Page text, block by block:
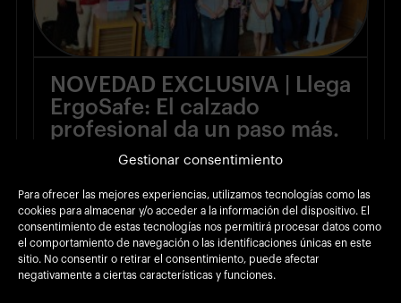
Gestionar consentimiento
Para ofrecer las mejores experiencias, utilizamos tecnologías como las
cookies para almacenar y/o acceder a la información del dispositivo. El
consentimiento de estas tecnologías nos permitirá procesar datos como
el comportamiento de navegación o las identificaciones únicas en este
sitio. No consentir o retirar el consentimiento, puede afectar
negativamente a ciertas características y funciones.
NOVEDAD EXCLUSIVA | Llega
ErgoSafe: El calzado
profesional da un paso más.
(22 Jun 2026)